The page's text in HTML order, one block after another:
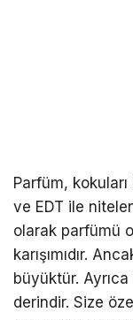
Parfüm,
ve EDT ile
olarak parfümü
karışımıdır.
büyüktür. Ayrıca
derindir. Size